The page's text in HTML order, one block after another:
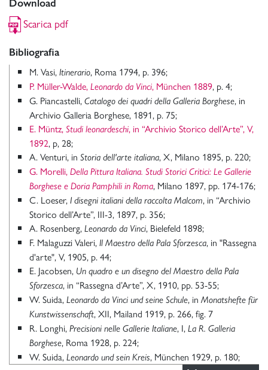
Download
Scarica pdf
Bibliografia
M. Vasi, Itinerario, Roma 1794, p. 396;
P. Müller-Walde, Leonardo da Vinci, München 1889, p. 4;
G. Piancastelli, Catalogo dei quadri della Galleria Borghese, in
Archivio Galleria Borghese, 1891, p. 75;
E. Müntz, Studi leonardeschi, in “Archivio Storico dell’Arte”, V,
1892, p, 28;
A. Venturi, in Storia dell'arte italiana, X, Milano 1895, p. 220;
G. Morelli, Della Pittura Italiana. Studi Storici Critici: Le Gallerie
Borghese e Doria Pamphili in Roma, Milano 1897, pp. 174-176;
C. Loeser, I disegni italiani della raccolta Malcom, in “Archivio
Storico dell’Arte”, III-3, 1897, p. 356;
A. Rosenberg, Leonardo da Vinci, Bielefeld 1898;
F. Malaguzzi Valeri, Il Maestro della Pala Sforzesca, in "Rassegna
d'arte", V, 1905, p. 44;
E. Jacobsen, Un quadro e un disegno del Maestro della Pala
Sforzesca, in “Rassegna d’Arte”, X, 1910, pp. 53-55;
W. Suida, Leonardo da Vinci und seine Schule, in Monatshefte für
Kunstwissenschaft, XII, Mailand 1919, p. 266, fig. 7
R. Longhi, Precisioni nelle Gallerie Italiane, I, La R. Galleria
Borghese, Roma 1928, p. 224;
W. Suida, Leonardo und sein Kreis, München 1929, p. 180;